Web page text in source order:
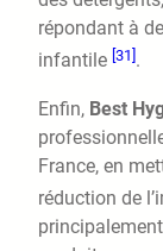
répondant à
infantile [31].
Enfin, Best
France, en
réduction de